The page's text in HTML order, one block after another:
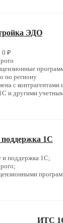
ЭДО
0 ₽
по региону
с контрагентами
и другими
1С
и поддержка 1С;
ИТС